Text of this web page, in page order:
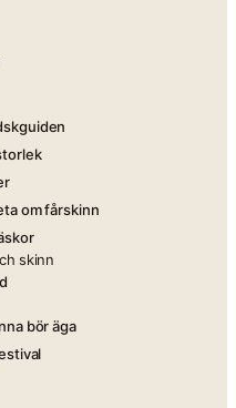
om fårskinn
skinn
bör äga